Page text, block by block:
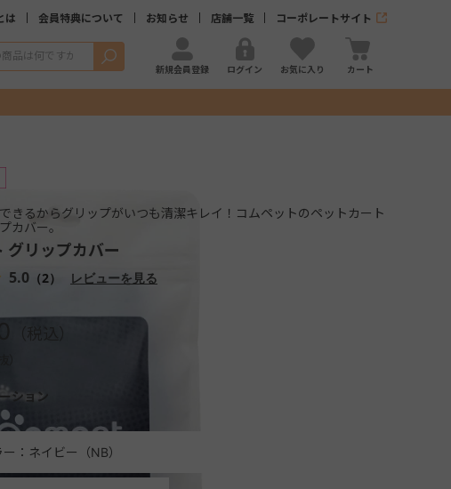
は 会員特典について お知らせ 店舗一覧 コーポレートサイト
検索
新規会員登録 ログイン お気に入り カート
きるからグリップがいつも清潔キレイ！コムペットのペットカート
カバー。
グリップカバー
5.0 （2） レビューを見る
ション
ー：ネイビー（NB）